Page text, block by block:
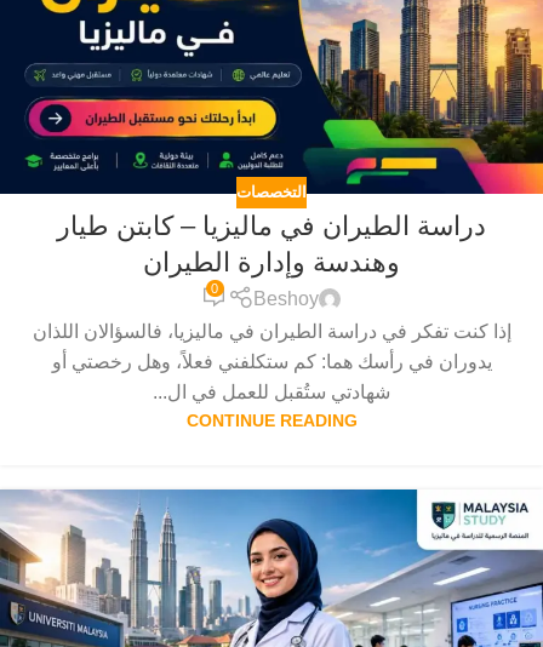
التخصصات
دراسة الطيران في ماليزيا – كابتن طيار
وهندسة وإدارة الطيران
Beshoy
0
إذا كنت تفكر في دراسة الطيران في ماليزيا، فالسؤالان اللذان
يدوران في رأسك هما: كم ستكلفني فعلاً، وهل رخصتي أو
شهادتي ستُقبل للعمل في ال...
CONTINUE READING